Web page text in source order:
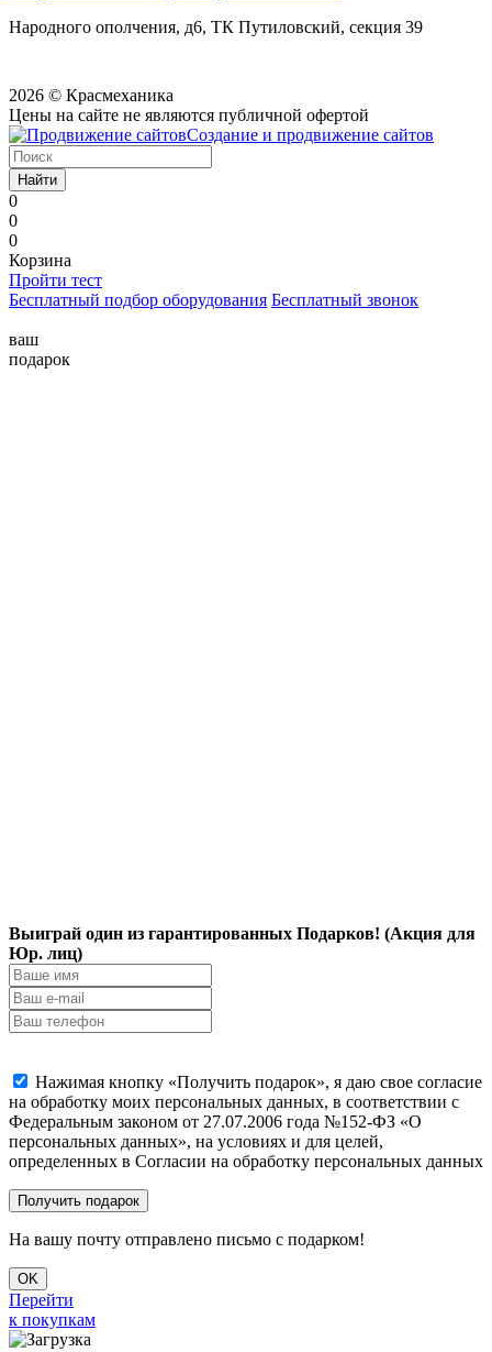
Народного ополчения, д6, ТК Путиловский, секция 39
2026 © Красмеханика
Цены на сайте не являются публичной офертой
Создание и продвижение сайтов
Найти
0
0
0
Корзина
Пройти тест
Бесплатный подбор оборудования Бесплатный звонок
ваш
подарок
Выиграй один из гарантированных Подарков! (Акция для
Юр. лиц)
Нажимая кнопку «Получить подарок», я даю свое согласие
на обработку моих персональных данных, в соответствии с
Федеральным законом от 27.07.2006 года №152-ФЗ «О
персональных данных», на условиях и для целей,
определенных в Согласии на обработку персональных данных
На вашу почту отправлено письмо с подарком!
OK
Перейти
к покупкам